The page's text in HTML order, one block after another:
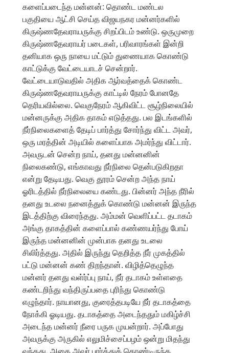
களைப்படைந்த மன்னன்: தொண்ட மண்டல
பகுதியை ஆட்சி செய்த விஜயநகர மன்னர்களில்
கிருஷ்ணதேவராயருக்கு சிறப்பிடம் உண்டு. ஒருமுறை
கிருஷ்ணதேவராயர் படைகள், பரிவாரங்கள் இன்றி
தனியாக ஒரு நாயை மட்டும் துணையாக கொண்டு
காட்டுக்கு வேட்டையாடச் சென்றார்.
வேட்டையாடுவதில் அதிக ஆர்வத்தைக் கொண்ட
கிருஷ்ணதேவராயருக்கு காட்டில் நேரம் போனதே
தெரியவில்லை. வெகுநேரம் ஆகிவிட்ட சூழ்நிலையில்
மன்னருக்கு அதிக தாகம் எடுத்தது. பல இடங்களில்
நீர்நிலைகளைத் தேடிப் பார்த்து சோர்ந்து விட்ட அவர்,
ஒரு மரத்தின் அடியில் களைப்பாக அமர்ந்து விட்டார்.
அவருடன் சென்ற நாய், தனது மன்னனின்
நிலைகண்டு, எங்காவது நீர்நிலை தென்படுகிறதா
என்று தேடியது. வெகு தூரம் சென்ற அந்த நாய்
ஓரிடத்தில் நீர்நிலையை கண்டது. பின்னர் அந்த நீரில்
தனது உடலை நனைத்துக் கொண்டு மன்னன் இருந்த
இடத்திற்கு விரைந்தது. அம்மன் வெளிப்பட்ட தடாகம்
அங்கு தாகத்தின் களைப்பால் கண்ணயர்ந்து போய்
இருந்த மன்னனின் முன்பாக தனது உடலை
சிலிர்த்தது. அதில் இருந்து தெறித்த நீர் முகத்தில்
பட்டு மன்னன் கண் திறந்தான். விழித்தெழுந்த
மன்னர் தனது வள்ர்ப்பு நாய், நீர் தடாகம் உள்ளதை
கண்டறிந்து வந்திருப்பதை புரிந்து கொண்டு
எழுந்தார். நாயானது, குரைத்தபடியே நீர் தடாகத்தை
நோக்கி ஓடியது. தடாகத்தை அடைந்ததும் மகிழ்ச்சி
அடைந்த மன்னர் நீரை பருக முயன்றார். அப்போது
அவருக்கு அருகில் எலுமிச்சைப்பழம் ஒன்று மிதந்து